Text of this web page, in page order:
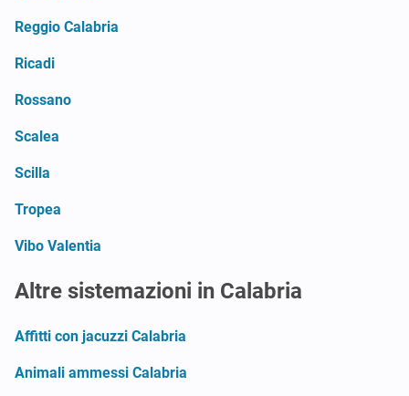
Reggio Calabria
Ricadi
Rossano
Scalea
Scilla
Tropea
Vibo Valentia
Altre sistemazioni in Calabria
Affitti con jacuzzi Calabria
Animali ammessi Calabria